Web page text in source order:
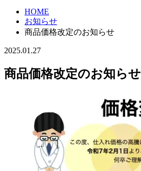
HOME
お知らせ
商品価格改定のお知らせ
2025.01.27
商品価格改定のお知らせ